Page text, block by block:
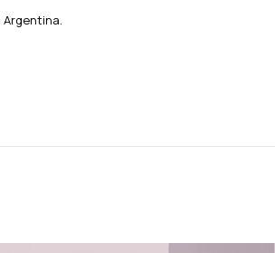
Argentina.